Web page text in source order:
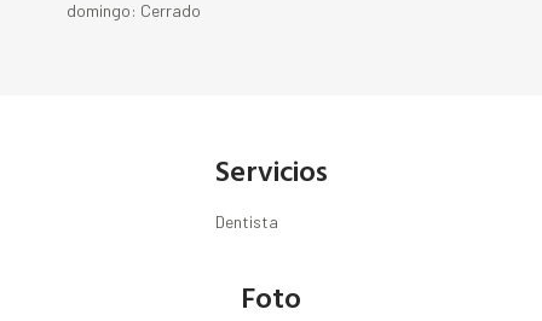
domingo: Cerrado
Servicios
Dentista
Foto